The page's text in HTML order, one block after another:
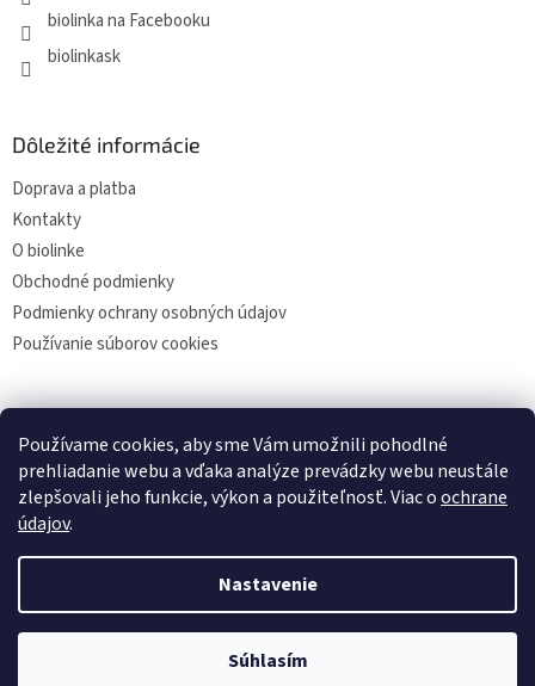
Používame cookies, aby sme Vám umožnili pohodlné
prehliadanie webu a vďaka analýze prevádzky webu neustále
zlepšovali jeho funkcie, výkon a použiteľnosť. Viac oochrane
údajov.
Nastavenie
Súhlasím
biolinka na Facebooku
biolinkask
Dôležité informácie
Doprava a platba
Kontakty
O biolinke
Obchodné podmienky
Podmienky ochrany osobných údajov
Používanie súborov cookies
Facebook
Vytvoril Shoptet
Copyright 2026biolinka. Všetky práva vyhradené.Upraviť
nastavenie cookies